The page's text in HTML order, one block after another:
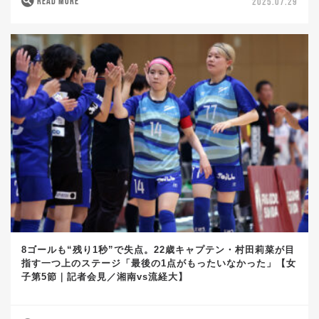
2025.07.29
8ゴールも“残り1秒”で失点。22歳キャプテン・村田莉菜が目
指す一つ上のステージ「最後の1点がもったいなかった」【女
子第5節｜記者会見／湘南vs流経大】